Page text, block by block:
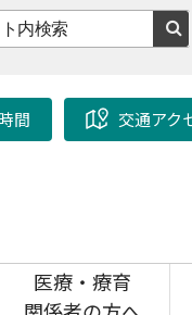
間 交通アク
医療・療育